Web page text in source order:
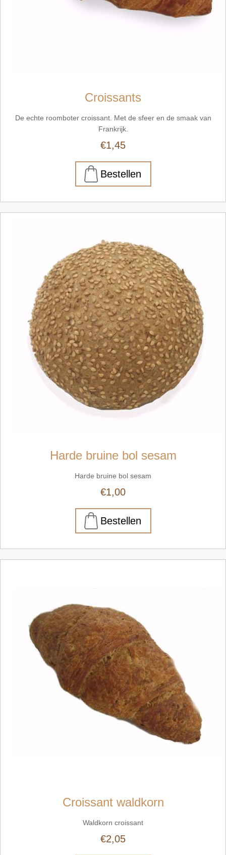
Croissants
De echte roomboter croissant. Met de sfeer en de smaak van
Frankrijk.
€1,45
Harde bruine bol sesam
Harde bruine bol sesam
€1,00
Croissant waldkorn
Waldkorn croissant
€2,05